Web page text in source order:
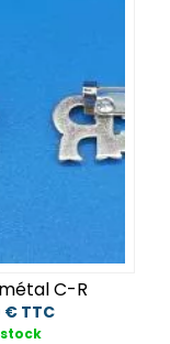
C-R
€ TTC
stock